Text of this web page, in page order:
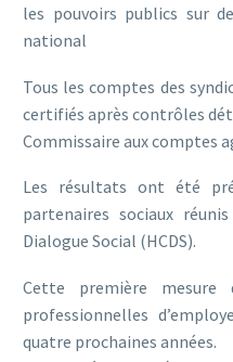
les pouvoirs publics sur
national
Tous les comptes des
certifiés après contrôles
Commissaire aux comptes
Les résultats ont été
partenaires sociaux
Dialogue Social (HCDS).
Cette première mesure
professionnelles
quatre prochaines années.